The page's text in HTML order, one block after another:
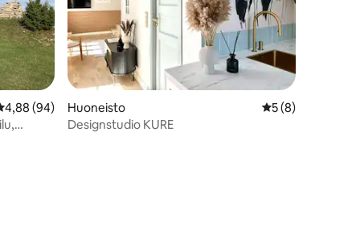
arvio 4,88/5, 94 arvostelua
4,88 (94)
Huoneisto Keskimääräinen
5 (8)
Designstudio KURE